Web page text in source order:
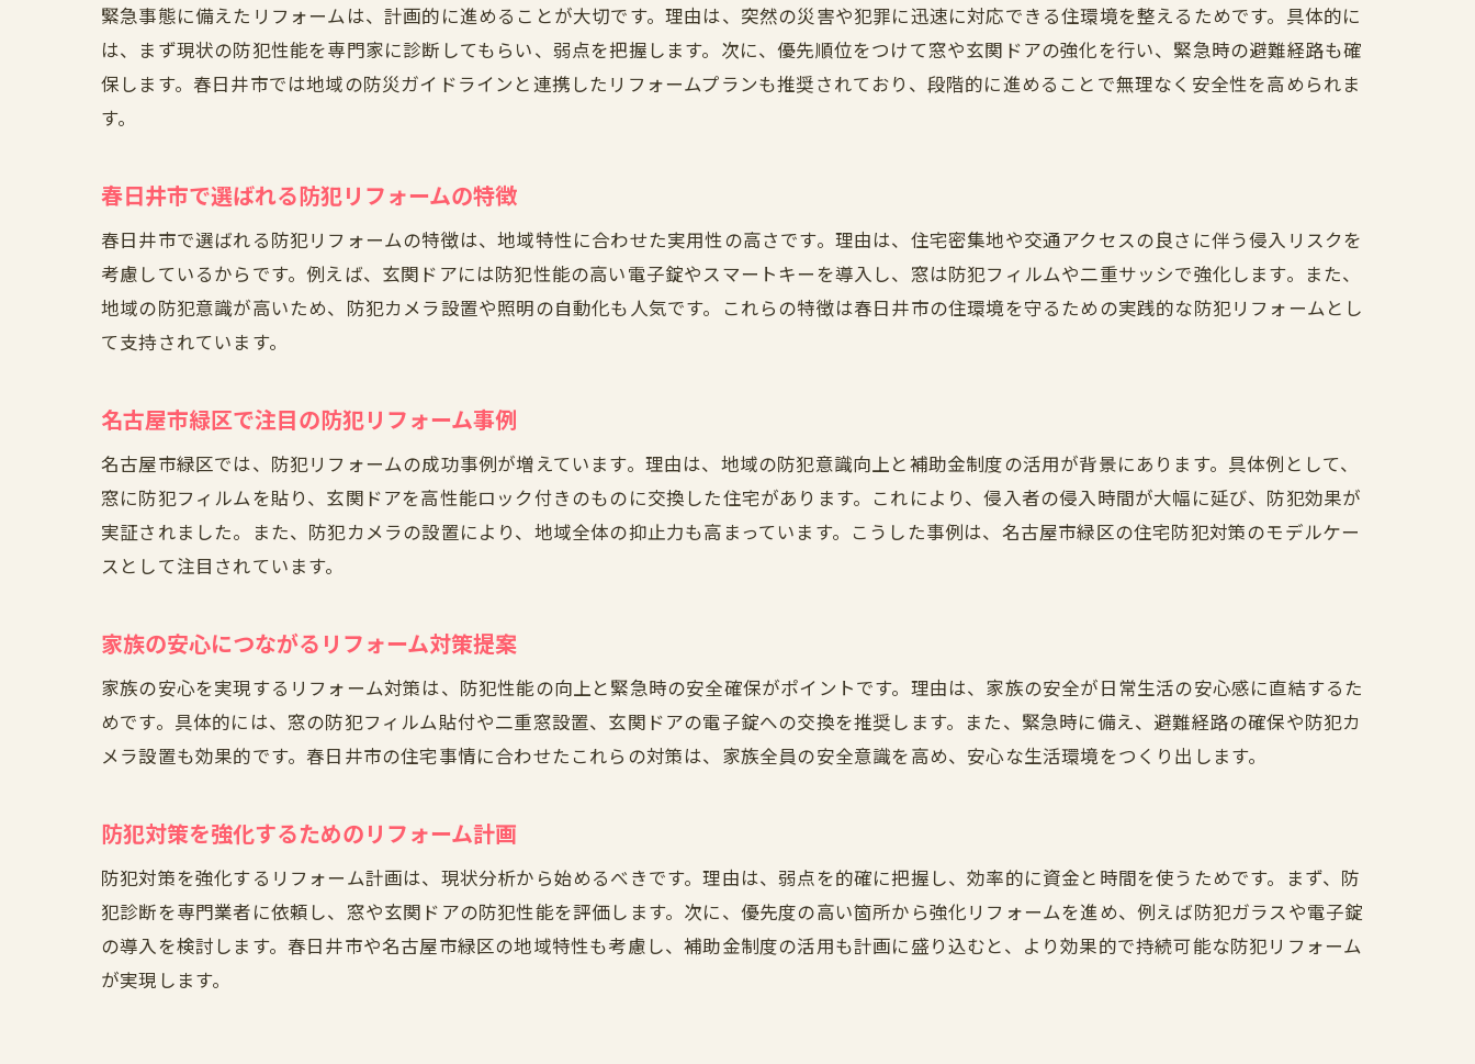
窓と玄関の最新防犯リフォーム法を紹介
防犯対策の新常識とリフォームの関係性
緊急事態に備えたリフォームは、計画的に進めることが大切です。理由は、突然の災害や犯罪に迅速に対応できる住環境を整えるためです。具体的に
は、まず現状の防犯性能を専門家に診断してもらい、弱点を把握します。次に、優先順位をつけて窓や玄関ドアの強化を行い、緊急時の避難経路も確
保します。春日井市では地域の防災ガイドラインと連携したリフォームプランも推奨されており、段階的に進めることで無理なく安全性を高められま
す。
春日井市で選ばれる防犯リフォームの特徴
春日井市で選ばれる防犯リフォームの特徴は、地域特性に合わせた実用性の高さです。理由は、住宅密集地や交通アクセスの良さに伴う侵入リスクを
考慮しているからです。例えば、玄関ドアには防犯性能の高い電子錠やスマートキーを導入し、窓は防犯フィルムや二重サッシで強化します。また、
地域の防犯意識が高いため、防犯カメラ設置や照明の自動化も人気です。これらの特徴は春日井市の住環境を守るための実践的な防犯リフォームとし
て支持されています。
名古屋市緑区で注目の防犯リフォーム事例
名古屋市緑区では、防犯リフォームの成功事例が増えています。理由は、地域の防犯意識向上と補助金制度の活用が背景にあります。具体例として、
窓に防犯フィルムを貼り、玄関ドアを高性能ロック付きのものに交換した住宅があります。これにより、侵入者の侵入時間が大幅に延び、防犯効果が
実証されました。また、防犯カメラの設置により、地域全体の抑止力も高まっています。こうした事例は、名古屋市緑区の住宅防犯対策のモデルケー
スとして注目されています。
家族の安心につながるリフォーム対策提案
家族の安心を実現するリフォーム対策は、防犯性能の向上と緊急時の安全確保がポイントです。理由は、家族の安全が日常生活の安心感に直結するた
めです。具体的には、窓の防犯フィルム貼付や二重窓設置、玄関ドアの電子錠への交換を推奨します。また、緊急時に備え、避難経路の確保や防犯カ
メラ設置も効果的です。春日井市の住宅事情に合わせたこれらの対策は、家族全員の安全意識を高め、安心な生活環境をつくり出します。
防犯対策を強化するためのリフォーム計画
防犯対策を強化するリフォーム計画は、現状分析から始めるべきです。理由は、弱点を的確に把握し、効率的に資金と時間を使うためです。まず、防
犯診断を専門業者に依頼し、窓や玄関ドアの防犯性能を評価します。次に、優先度の高い箇所から強化リフォームを進め、例えば防犯ガラスや電子錠
の導入を検討します。春日井市や名古屋市緑区の地域特性も考慮し、補助金制度の活用も計画に盛り込むと、より効果的で持続可能な防犯リフォーム
が実現します。